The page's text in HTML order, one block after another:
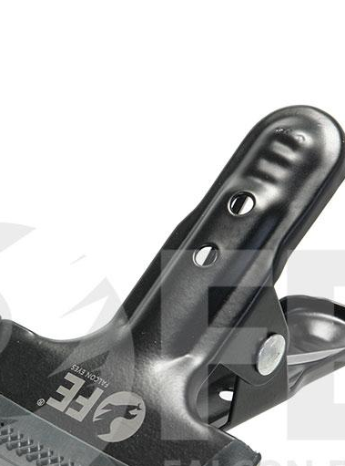
Быстрый просмотр